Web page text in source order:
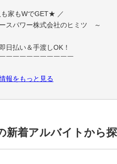
も家もWでGET★ ／
スパワー株式会社のヒミツ ～
日払い＆手渡しOK！
￣￣￣￣￣￣￣￣￣￣
して働ける"日給保証"制度も！
築の家具家電付き！『個室寮』完備
￣￣￣￣￣￣￣￣￣￣￣￣￣￣￣￣
・布団・冷蔵庫・洗濯機・乾燥機
報をもっと見る
新着アルバイトから